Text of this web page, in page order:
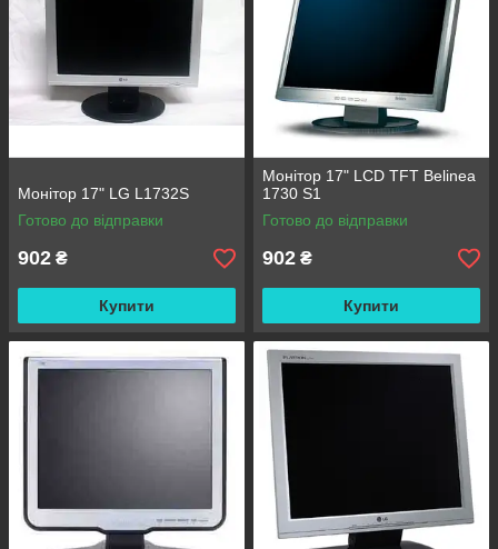
Монітор 17" LG L1732S
Готово до відправки
902 ₴
Купити
Монітор 17" LCD TFT Belinea
1730 S1
Готово до відправки
902 ₴
Купити